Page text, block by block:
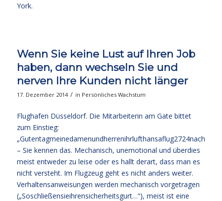
York.
Wenn Sie keine Lust auf Ihren Job
haben, dann wechseln Sie und
nerven Ihre Kunden nicht länger
17. Dezember 2014 / in Persönliches Wachstum
Flughafen Düsseldorf. Die Mitarbeiterin am Gate bittet
zum Einstieg:
– Sie kennen das. Mechanisch, unemotional und überdies
meist entweder zu leise oder es hallt derart, dass man es
nicht versteht. Im Flugzeug geht es nicht anders weiter.
Verhaltensanweisungen werden mechanisch vorgetragen
(„Soschließensieihrensicherheitsgurt…“), meist ist eine